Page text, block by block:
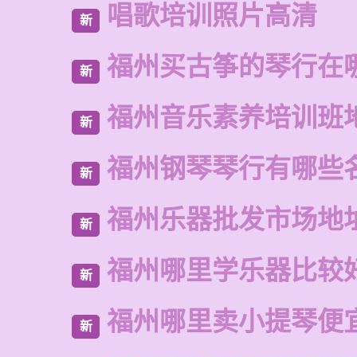
新 唱歌培训照片高清
新 福州买古筝的琴行在
新 福州音乐素养培训班
新 福州钢琴琴行有哪些
新 福州乐器批发市场地
新 福州哪里学乐器比较
新 福州哪里卖小提琴便